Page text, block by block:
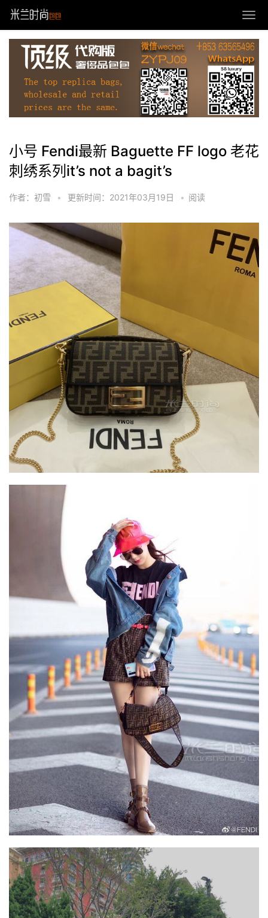
小号 Fendi最新 Baguette FF logo 老花
刺绣系列it’s not a bagit’s
作者：初雪 • 更新时间：2021年03月19日 • 阅读